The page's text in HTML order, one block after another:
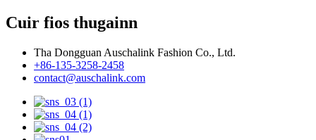
Cuir fios thugainn
Tha Dongguan Auschalink Fashion Co., Ltd.
+86-135-3258-2458
contact@auschalink.com